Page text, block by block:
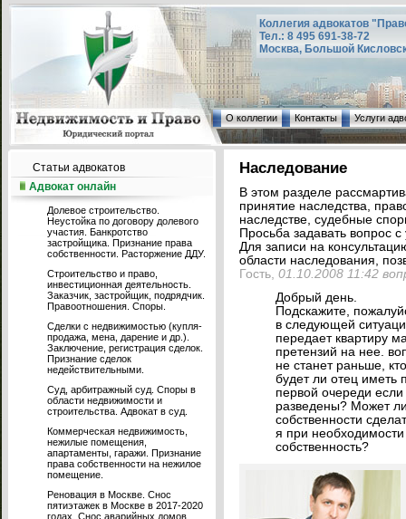
Коллегия адвокатов
Тел.: 8 495 691-38-72
Москва, Большой
О коллегии Контакты Услуги
Статьи адвокатов
Адвокат онлайн
Долевое строительство.
Неустойка по договору долевого
участия. Банкротство
застройщика. Признание права
собственности. Расторжение ДДУ.
Строительство и право,
инвестиционная деятельность.
Заказчик, застройщик, подрядчик.
Правоотношения. Споры.
Сделки с недвижимостью (купля-
продажа, мена, дарение и др.).
Заключение, регистрация сделок.
Признание сделок
недействительными.
Суд, арбитражный суд. Споры в
области недвижимости и
строительства. Адвокат в суд.
Коммерческая недвижимость,
нежилые помещения,
апартаменты, гаражи. Признание
права собственности на нежилое
помещение.
Реновация в Москве. Снос
пятиэтажек в Москве в 2017-2020
годах. Снос аварийных домов.
Наследование
В этом разделе
принятие наследства,
наследстве, судебные
Просьба задавать вопрос
Для записи на
области наследования,
Гость, 01.10.2008 11:42
Добрый день.
Подскажите,
в следующей
передает квартиру
претензий на нее.
не станет раньше,
будет ли отец иметь
первой очереди
разведены? Может
собственности
я при
собственность?